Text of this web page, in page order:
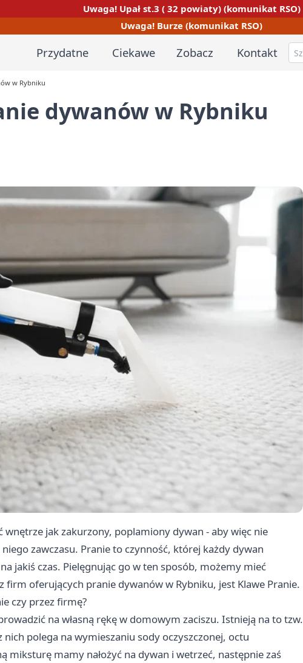
Uwaga! Upał st.3 ( 32 powiaty) (komunikat RSO)
Uwaga! Burze (komunikat RSO)
Przydatne Ciekawe Zobacz Kontakt
w Rybniku
dywanów w Rybniku
wnętrze jak zakurzony, poplamiony dywan - aby więc nie
zawczasu. Pranie to czynność, której każdy dywan
jakiś czas. Pielęgnując go w ten sposób, możemy mieć
firm oferujących pranie dywanów w Rybniku, jest Klawe Pranie.
czy przez firmę?
na własną rękę w domowym zaciszu. Istnieją na to tzw.
polega na wymieszaniu sody oczyszczonej, octu
mamy nałożyć na dywan i wetrzeć, następnie zaś